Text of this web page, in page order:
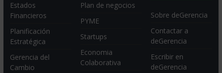
Estados
Financieros
Planificación
Estratégica
Gerencia del
Cambio
Plan de negocios
PYME
Startups
Economia
Colaborativa
Sobre deGerencia
Contactar a
deGerencia
Escribir en
deGerencia